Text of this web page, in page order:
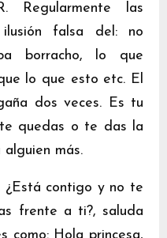
Regularmente las
falsa del: no
borracho, lo que
lo que esto etc. El
dos veces. Es tu
quedas o te das la
más.
contigo y no te
frente a ti?, saluda